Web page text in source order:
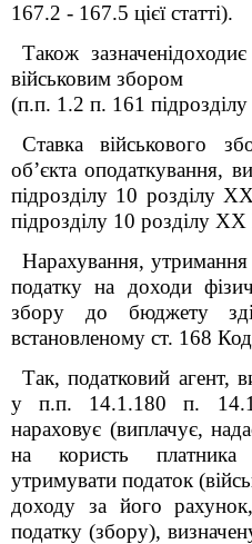
167.2 - 167.5 цієї статті).
Також
військовим збором
(п.п. 1.2 п. 161
Ставка військового
об’єкта оподаткування,
підрозділу 10 розділу
підрозділу 10 розділу
Нарахування, утримання
податку на доходи
збору до бюджету
встановленому ст. 168
Так, податковий агент,
у п.п. 14.1.180 п.
нараховує (виплачує,
на користь платника
утримувати податок
доходу за його
податку (збору),